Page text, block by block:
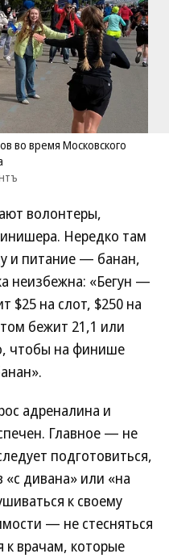
во время Московского
волонтеры,
Нередко там
и питание — банан,
неизбежна: «Бегун —
$25 на слот, $250 на
бежит 21,1 или
чтобы на финише
адреналина и
Главное — не
подготовиться,
«с дивана» или «на
к своему
— не стесняться
к врачам, которые